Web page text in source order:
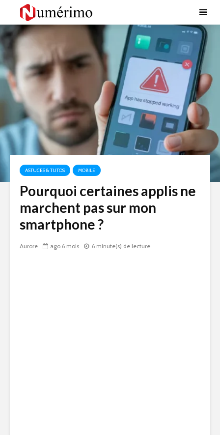
ASTUCES & TUTOS MOBILE
Pourquoi certaines applis ne
marchent pas sur mon
smartphone ?
Aurore ago 6 mois 6 minute(s) de lecture